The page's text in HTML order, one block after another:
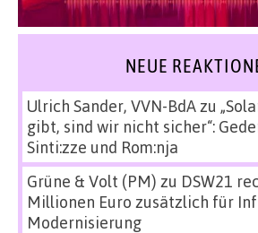
NEUE
Ulrich Sander, VVN-BdAzu
gibt, sind wir nicht sicher“:
Sinti:zze und Rom:nja
Grüne & Volt (PM) zu DSW21
Millionen Euro zusätzlich für
Modernisierung